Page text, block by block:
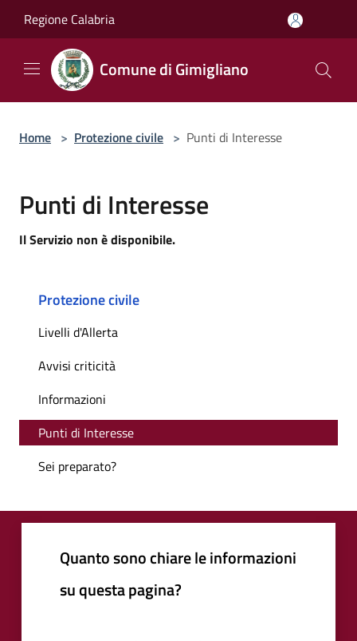
Regione Calabria
Comune di Gimigliano
Home > Protezione civile > Punti di Interesse
Punti di Interesse
Il Servizio non è disponibile.
Protezione civile
Livelli d'Allerta
Avvisi criticità
Informazioni
Punti di Interesse
Sei preparato?
Quanto sono chiare le informazioni
su questa pagina?